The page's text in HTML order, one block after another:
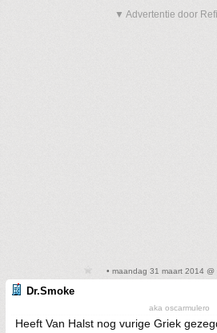
▼ Advertentie door
• maandag 31 maart 2014 @
Dr.Smoke
aka oscarmulero
Heeft Van Halst nog vurige Griek